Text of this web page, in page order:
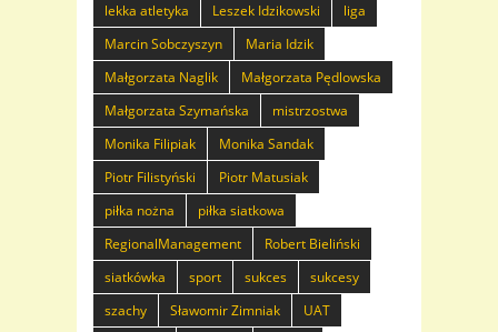
lekka atletyka
Leszek Idzikowski
liga
Marcin Sobczyszyn
Maria Idzik
Małgorzata Naglik
Małgorzata Pędlowska
Małgorzata Szymańska
mistrzostwa
Monika Filipiak
Monika Sandak
Piotr Filistyński
Piotr Matusiak
piłka nożna
piłka siatkowa
RegionalManagement
Robert Bieliński
siatkówka
sport sukces
sukcesy
szachy
Sławomir Zimniak
UAT